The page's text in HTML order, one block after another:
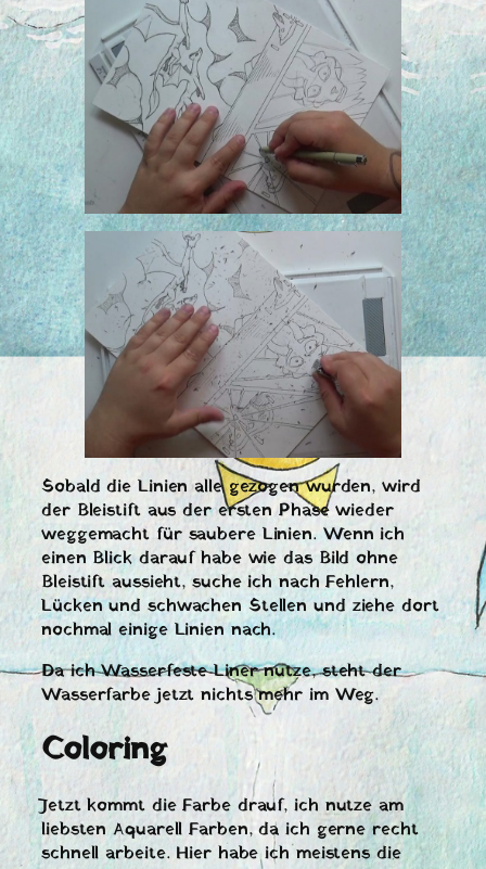
Sobald die Linien alle gezogen wurden, wird
der Bleistift aus der ersten Phase wieder
weggemacht für saubere Linien. Wenn ich
einen Blick darauf habe wie das Bild ohne
Bleistift aussieht, suche ich nach Fehlern,
Lücken und schwachen Stellen und ziehe dort
nochmal einige Linien nach.
Da ich Wasserfeste Liner nutze, steht der
Wasserfarbe jetzt nichts mehr im Weg.
Coloring
Jetzt kommt die Farbe drauf, ich nutze am
liebsten Aquarell Farben, da ich gerne recht
schnell arbeite. Hier habe ich meistens die